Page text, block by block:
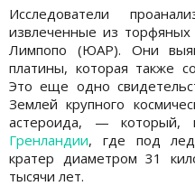
Исследователи
извлеченные из
Лимпопо (ЮАР). Они
платины, которая также
Это еще одно
Землей крупного
астероида, — который,
Гренландии, где под
кратер диаметром 31
тысячи лет.